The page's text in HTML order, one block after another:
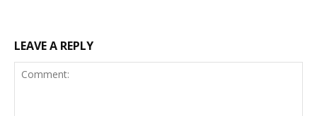
LEAVE A REPLY